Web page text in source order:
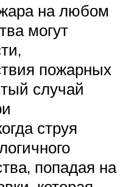
на любом
могут
пожарных
случай
струя
попадая на